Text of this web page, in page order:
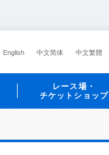
English 中文简体 中文繁體
レース場・
チケットショップ